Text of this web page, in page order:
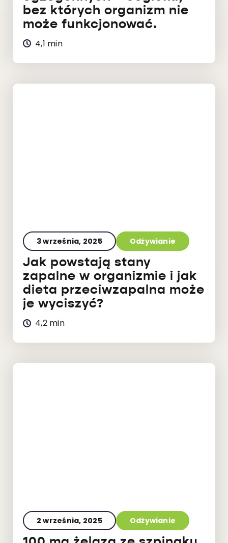
bez których organizm nie
może funkcjonować.
4,1 min
3 września, 2025 Odżywianie
Jak powstają stany
zapalne w organizmie i jak
dieta przeciwzapalna może
je wyciszyć?
4,2 min
2 września, 2025 Odżywianie